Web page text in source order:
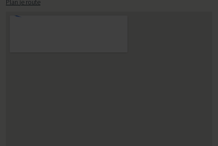
Plan je route